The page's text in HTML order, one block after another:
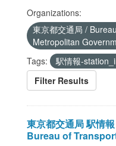
Organizations:
東京都交通局 /
Metropolitan
Tags:
駅情報-
Filter Results
東京都交通局 駅情
Bureau of